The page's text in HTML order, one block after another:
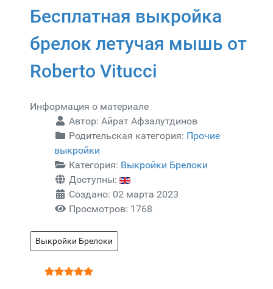
Бесплатная выкройка
брелок летучая мышь от
Roberto Vitucci
Информация о материале
Автор: Айрат Афзалутдинов
Родительская категория: Прочие
выкройки
Категория: Выкройки Брелоки
Доступны:
Создано: 02 марта 2023
Просмотров: 1768
Выкройки Брелоки